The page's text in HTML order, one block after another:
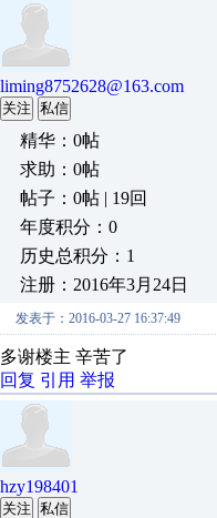
liming8752628@163.com
关注 私信
精华：0帖
求助：0帖
帖子：0帖 | 19回
年度积分：0
历史总积分：1
注册：2016年3月24日
发表于：2016-03-27 16:37:49
多谢楼主 辛苦了
回复 引用 举报
hzy198401
关注 私信